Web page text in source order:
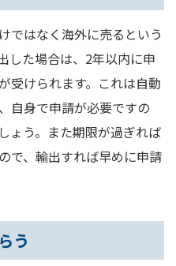
ではなく海外に売るという
した場合は、2年以内に申
受けられます。これは自動
自身で申請が必要ですの
ょう。また期限が過ぎれば
で、輸出すれば早めに申請
う